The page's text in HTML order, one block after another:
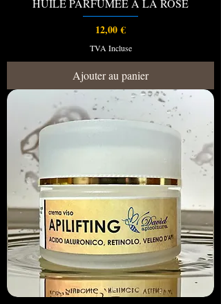
HUILE PARFUMÉE À LA ROSE
Prix
12,00 €
TVA Incluse
Ajouter au panier